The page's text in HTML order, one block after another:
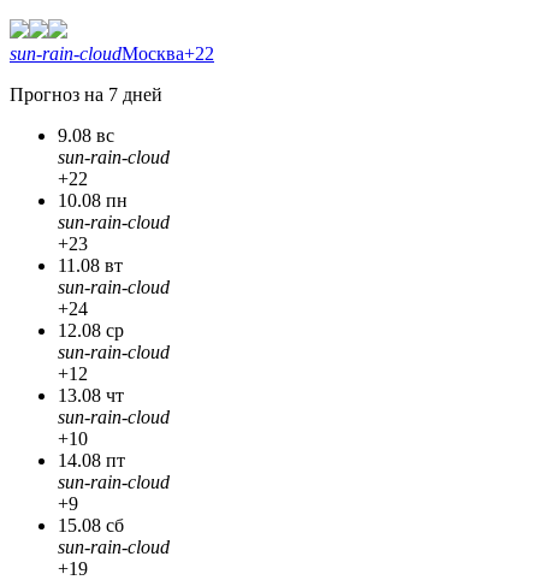
sun-rain-cloudМосква+22
Прогноз на 7 дней
9.08 вс
sun-rain-cloud
+22
10.08 пн
sun-rain-cloud
+23
11.08 вт
sun-rain-cloud
+24
12.08 ср
sun-rain-cloud
+12
13.08 чт
sun-rain-cloud
+10
14.08 пт
sun-rain-cloud
+9
15.08 сб
sun-rain-cloud
+19